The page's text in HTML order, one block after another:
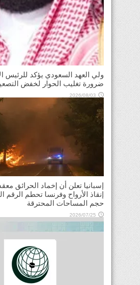
ولي العهد السعودي يؤكد للرئيس
ضرورة تغليب الحوار لخفض
2026/08/03
إسبانيا تعلن أن إخماد الحرائق
إنقاذ الأرواح وفرنسا تحطم الرقم
حجم المساحات المحترقة
2026/07/25